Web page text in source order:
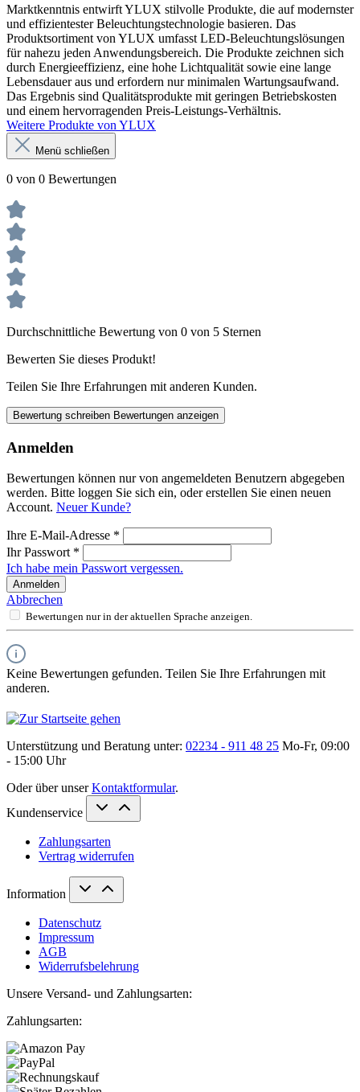
Marktkenntnis entwirft YLUX stilvolle Produkte, die auf modernster
und effizientester Beleuchtungstechnologie basieren. Das
Produktsortiment von YLUX umfasst LED-Beleuchtungslösungen
für nahezu jeden Anwendungsbereich. Die Produkte zeichnen sich
durch Energieeffizienz, eine hohe Lichtqualität sowie eine lange
Lebensdauer aus und erfordern nur minimalen Wartungsaufwand.
Das Ergebnis sind Qualitätsprodukte mit geringen Betriebskosten
und einem hervorragenden Preis-Leistungs-Verhältnis.
Weitere Produkte von YLUX
Menü schließen
0 von 0 Bewertungen
Durchschnittliche Bewertung von 0 von 5 Sternen
Bewerten Sie dieses Produkt!
Teilen Sie Ihre Erfahrungen mit anderen Kunden.
Bewertung schreiben Bewertungen anzeigen
Anmelden
Bewertungen können nur von angemeldeten Benutzern abgegeben
werden. Bitte loggen Sie sich ein, oder erstellen Sie einen neuen
Account. Neuer Kunde?
Ihre E-Mail-Adresse *
Ihr Passwort *
Ich habe mein Passwort vergessen.
Anmelden
Abbrechen
Bewertungen nur in der aktuellen Sprache anzeigen.
Keine Bewertungen gefunden. Teilen Sie Ihre Erfahrungen mit
anderen.
Unterstützung und Beratung unter: 02234 - 911 48 25 Mo-Fr, 09:00
- 15:00 Uhr
Oder über unserKontaktformular.
Kundenservice
Zahlungsarten
Vertrag widerrufen
Information
Datenschutz
Impressum
AGB
Widerrufsbelehrung
Unsere Versand- und Zahlungsarten:
Zahlungsarten: